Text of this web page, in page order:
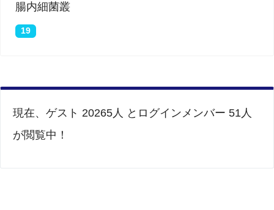
腸内細菌叢
19
現在、ゲスト 20265人 とログインメンバー 51人
が閲覧中！